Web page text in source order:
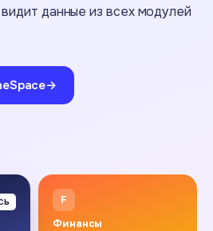
данные из всех модулей
→
F
Финансы